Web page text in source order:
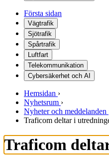
Första sidan
Vägtrafik
Sjötrafik
Spårtrafik
Luftfart
Telekommunikation
Cybersäkerhet och AI
Hemsidan ›
Nyhetsrum ›
Nyheter och meddelanden
Traficom deltar i
Traficom